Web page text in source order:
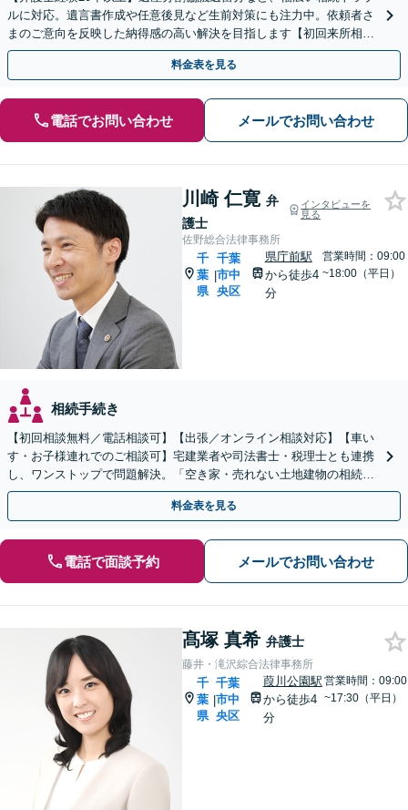
ルに対応。遺言書作成や任意後見など生前対策にも注力中。依頼者さ
まのご意向を反映した納得感の高い解決を目指します【初回来所相談
無料】【電話相談・web面談可】【千葉中央駅5分】
料金表を見る
電話でお問い合わせ メールでお問い合わせ
川崎 仁寛 弁
護士
インタビューを
見る
佐野総合法律事務所
千
葉
県
|
千葉
市中
央区
県庁前駅
から徒歩4
分
営業時間：09:00
~18:00（平日）
相続手続き
【初回相談無料／電話相談可】【出張／オンライン相談対応】【車い
す・お子様連れでのご相談可】宅建業者や司法書士・税理士とも連携
し、ワンストップで問題解決。「空き家・売れない土地建物の相続／
権利関係が複雑な不動産相続もお任せください」
料金表を見る
電話で面談予約 メールでお問い合わせ
髙塚 真希 弁護士
藤井・滝沢綜合法律事務所
千
葉
県
|
千葉
市中
央区
葭川公園駅
から徒歩4
分
営業時間：09:00
~17:30（平日）